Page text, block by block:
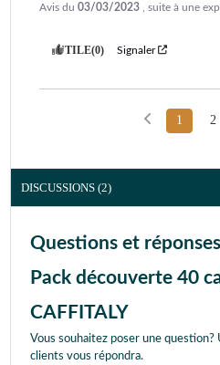
Avis du 03/03/2023 , suite à une
UTILE(0) Signaler
1 2
DISCUSSIONS (2)
Questions et
Pack découverte 40
CAFFITALY
Vous souhaitez poser une question?
clients vous répondra.